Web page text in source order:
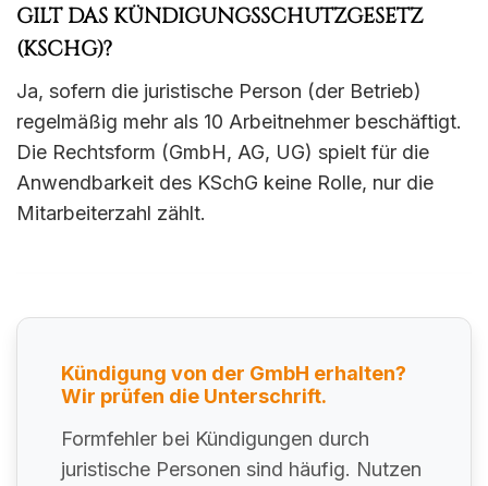
GILT DAS KÜNDIGUNGSSCHUTZGESETZ
(KSCHG)?
Ja, sofern die juristische Person (der Betrieb)
regelmäßig mehr als 10 Arbeitnehmer beschäftigt.
Die Rechtsform (GmbH, AG, UG) spielt für die
Anwendbarkeit des KSchG keine Rolle, nur die
Mitarbeiterzahl zählt.
Kündigung von der GmbH erhalten?
Wir prüfen die Unterschrift.
Formfehler bei Kündigungen durch
juristische Personen sind häufig. Nutzen